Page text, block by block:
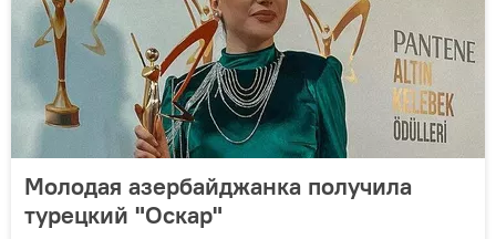
Молодая азербайджанка получила
турецкий "Оскар"